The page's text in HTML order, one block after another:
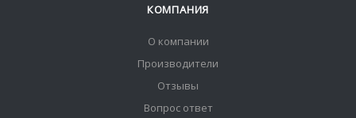
КОМПАНИЯ
О компании
Производители
Отзывы
Вопрос ответ